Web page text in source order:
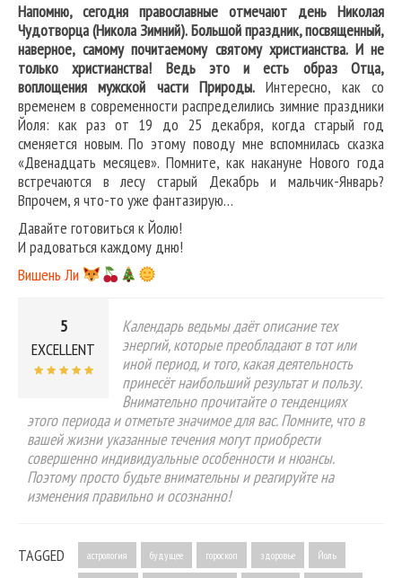
Напомню, сегодня православные отмечают день Николая
Чудотворца (Никола Зимний). Большой праздник, посвященный,
наверное, самому почитаемому святому христианства. И не
только христианства! Ведь это и есть образ Отца,
воплощения мужской части Природы. Интересно, как со
временем в современности распределились зимние праздники
Йоля: как раз от 19 до 25 декабря, когда старый год
сменяется новым. По этому поводу мне вспомнилась сказка
«Двенадцать месяцев». Помните, как накануне Нового года
встречаются в лесу старый Декабрь и мальчик-Январь?
Впрочем, я что-то уже фантазирую…
Давайте готовиться к Йолю!
И радоваться каждому дню!
Вишень Ли
5
EXCELLENT
Календарь ведьмы даёт описание тех
энергий, которые преобладают в тот или
иной период, и того, какая деятельность
принесёт наибольший результат и пользу.
Внимательно прочитайте о тенденциях
этого периода и отметьте значимое для вас. Помните, что в
вашей жизни указанные течения могут приобрести
совершенно индивидуальные особенности и нюансы.
Поэтому просто будьте внимательны и реагируйте на
изменения правильно и осознанно!
TAGGED астрология будущее гороскоп здоровье Йоль